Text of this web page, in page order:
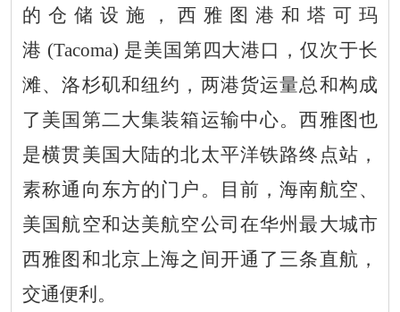
的仓储设施，西雅图港和塔可玛
港 (Tacoma) 是美国第四大港口，仅次于长
滩、洛杉矶和纽约，两港货运量总和构成
了美国第二大集装箱运输中心。西雅图也
是横贯美国大陆的北太平洋铁路终点站，
素称通向东方的门户。目前，海南航空、
美国航空和达美航空公司在华州最大城市
西雅图和北京上海之间开通了三条直航，
交通便利。